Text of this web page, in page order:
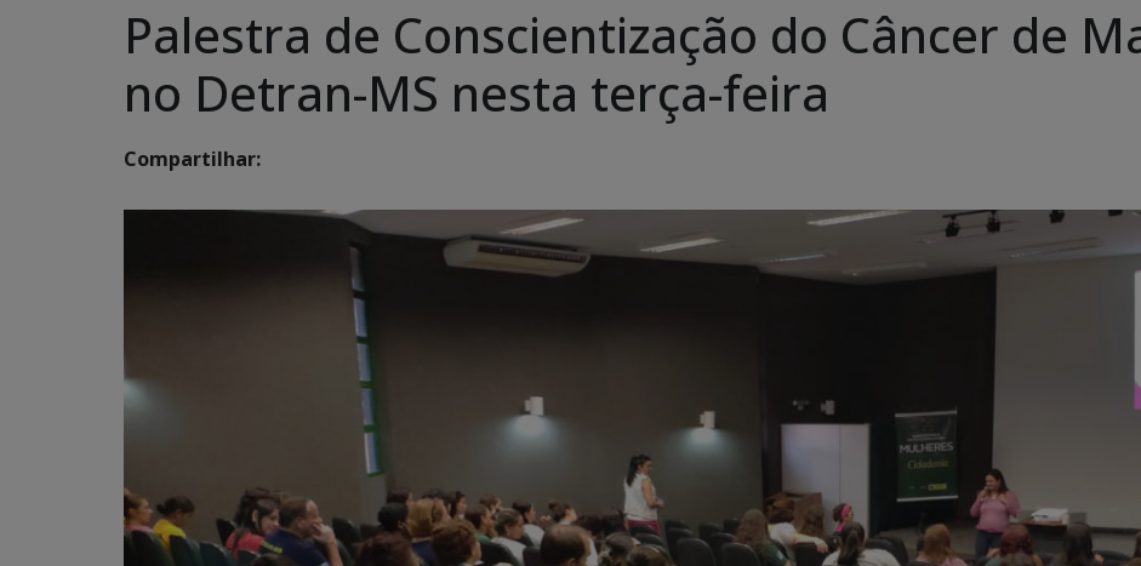
Palestra de Conscientização do Câncer de
no Detran-MS nesta terça-feira
Compartilhar: